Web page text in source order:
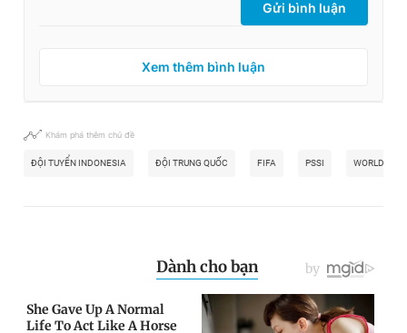
Gửi bình luận
Xem thêm bình luận
Khám phá thêm chủ đề
ĐỘI TUYỂN INDONESIA ĐỘI TRUNG QUỐC FIFA PSSI WORLD